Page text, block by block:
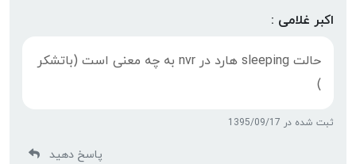
اکبر غلامی :
حالت sleeping هارد در nvr به چه معنی است (باتشکر
)
ثبت شده در 1395/09/17
پاسخ دهید